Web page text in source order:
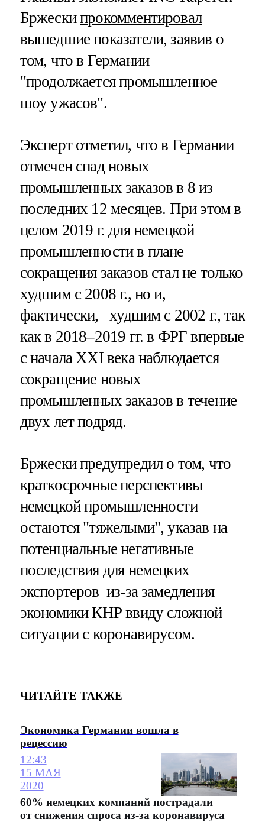
Бржескипрокомментировал
вышедшие показатели, заявив о
том, что в Германии
"продолжается промышленное
шоу ужасов".
Эксперт отметил, что в Германии
отмечен спад новых
промышленных заказов в 8 из
последних 12 месяцев. При этом в
целом 2019 г. для немецкой
промышленности в плане
сокращения заказов стал не только
худшим с 2008 г., но и,
фактически, худшим с 2002 г., так
как в 2018–2019 гг. в ФРГ впервые
с начала XXI века наблюдается
сокращение новых
промышленных заказов в течение
двух лет подряд.
Бржески предупредил о том, что
краткосрочные перспективы
немецкой промышленности
остаются "тяжелыми", указав на
потенциальные негативные
последствия для немецких
экспортеров из-за замедления
экономики КНР ввиду сложной
ситуации с коронавирусом.
ЧИТАЙТЕ ТАКЖЕ
Экономика Германии вошла в
рецессию
12:43
15 МАЯ
2020
60% немецких компаний пострадали
от снижения спроса из-за коронавируса